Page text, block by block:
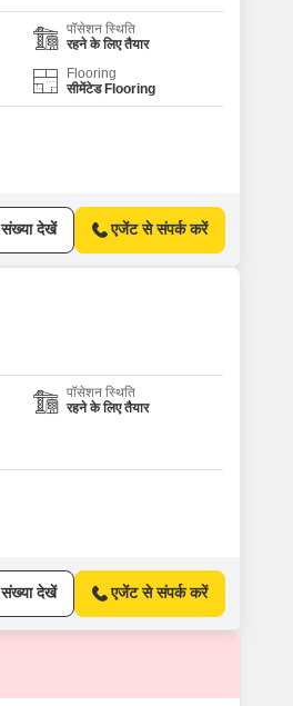
पॉसेशन स्थिति
रहने के लिए तैयार
Flooring
सीमेंटेड Flooring
संख्या देखें एजेंट से संपर्क करें
पॉसेशन स्थिति
रहने के लिए तैयार
संख्या देखें एजेंट से संपर्क करें